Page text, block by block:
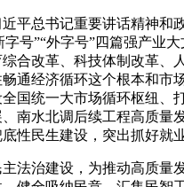
总书记重要讲话精神和政
字号”“外字号”四篇强产
合改革、科技体制改革、
通经济循环这个根本和市
国统一大市场循环枢纽
南水北调后续工程高质
性民生建设，突出抓好就
治建设，为推动高质量发